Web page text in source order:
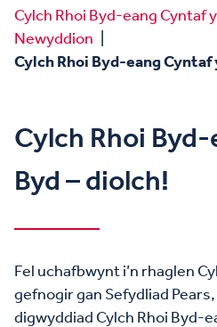
Cylch Rhoi Byd-eang Cyntaf
Newyddion
Cylch Rhoi Byd-eang Cyntaf
Cylch Rhoi
Byd – diolch!
Fel uchafbwynt i’n rhaglen
gefnogir gan Sefydliad
digwyddiad Cylch Rhoi Byd-